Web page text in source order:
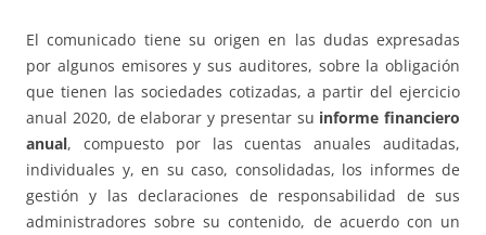
El comunicado tiene su origen en las dudas expresadas
por algunos emisores y sus auditores, sobre la obligación
que tienen las sociedades cotizadas, a partir del ejercicio
anual 2020, de elaborar y presentar su informe financiero
anual, compuesto por las cuentas anuales auditadas,
individuales y, en su caso, consolidadas, los informes de
gestión y las declaraciones de responsabilidad de sus
administradores sobre su contenido, de acuerdo con un